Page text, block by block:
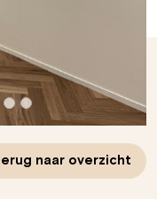
naar overzicht